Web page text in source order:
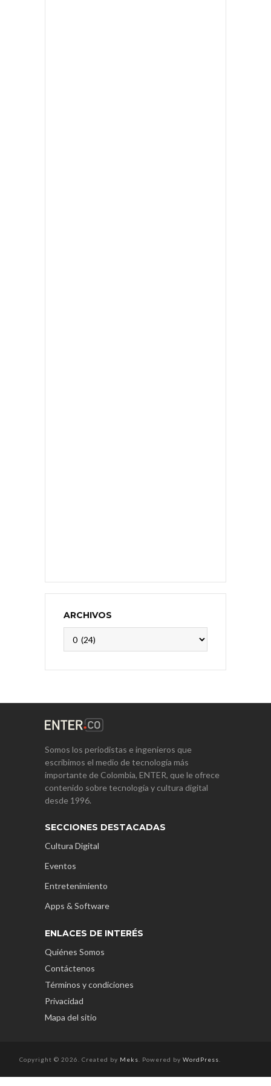
ARCHIVOS
Somos los periodistas e ingenieros que
escribimos el medio de tecnología más
importante de Colombia, ENTER, que le ofrece
contenido sobre tecnología y cultura digital
desde 1996.
SECCIONES DESTACADAS
Cultura Digital
Eventos
Entretenimiento
Apps & Software
ENLACES DE INTERÉS
Quiénes Somos
Contáctenos
Términos y condiciones
Privacidad
Mapa del sitio
Copyright © 2026. Created by Meks . Powered by WordPress